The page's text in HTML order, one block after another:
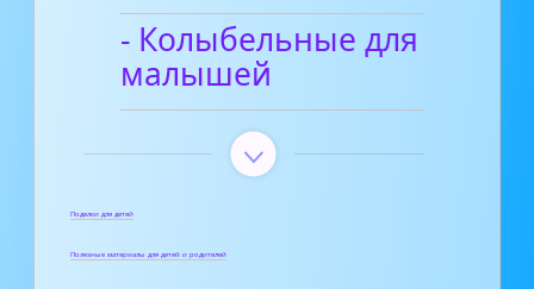
- Колыбельные для
малышей
Поделки для детей
Полезные материалы для детей и родителей